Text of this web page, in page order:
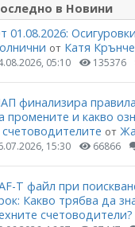
в Новини
01.08.2026:
от Катя
05:10 135376
финализира
промените и какво
от
15:30 66866
T файл при
Какво трябва да
счетоводители?